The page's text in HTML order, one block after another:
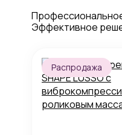
Эффективное
Распродажа